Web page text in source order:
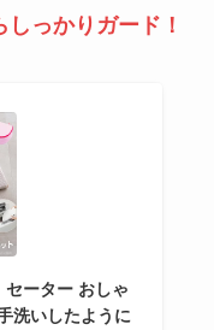
っかりガード！
ーター おしゃ
洗いしたように